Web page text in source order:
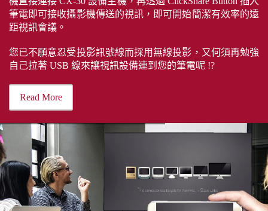
筆電即可接收攝影機傳送的視訊，即可開始簡潔有效率的遠
距視訊會議。
您已不願意忍受投影訊號線而採用無線投影，又何須再勉強
自己拉著 USB 線來讓視訊設備連到您的筆電呢 !?
Read More